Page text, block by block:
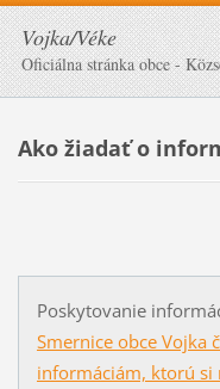
Vojka/Véke
Oficiálna stránka obce -
Ako žiadať o
Poskytovanie
Smernice obce
informáciám, ktorú